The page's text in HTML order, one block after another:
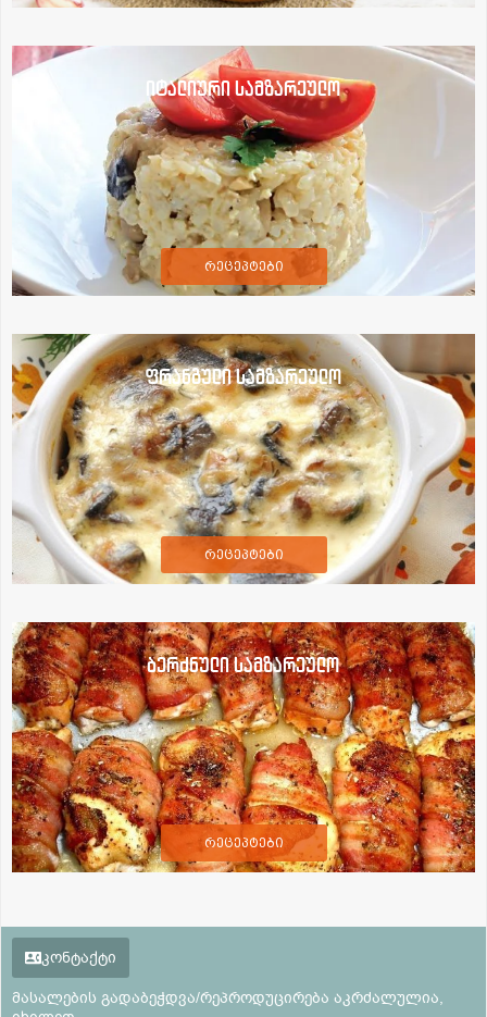
იტალიური სამზარეულო
რეცეპტები
ფრანგული სამზარეულო
რეცეპტები
ბერძნული სამზარეულო
რეცეპტები
კონტაქტი
მასალების გადაბეჭდვა/რეპროდუცირება აკრძალულია,